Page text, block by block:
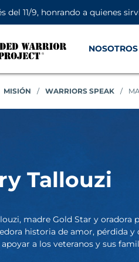
del 11/9, honrando a quienes
NOSOTROS
MISIÓN / WARRIORS SPEAK /
Tallouzi
madre Gold Star y oradora
historia de amor, pérdida y
a los veteranos y sus